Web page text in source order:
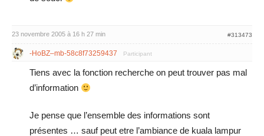
23 novembre 2005 à 16 h 27 min #313473
-HoBZ–mb-58c8f73259437 Participant
Tiens avec la fonction recherche on peut trouver pas mal
d’information
Je pense que l’ensemble des informations sont
présentes … sauf peut etre l’ambiance de kuala lampur